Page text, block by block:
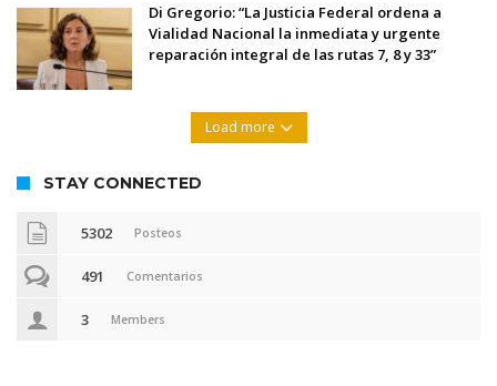
Di Gregorio: “La Justicia Federal ordena a
Vialidad Nacional la inmediata y urgente
reparación integral de las rutas 7, 8 y 33”
Load more
STAY CONNECTED
5302 Posteos
491 Comentarios
3 Members